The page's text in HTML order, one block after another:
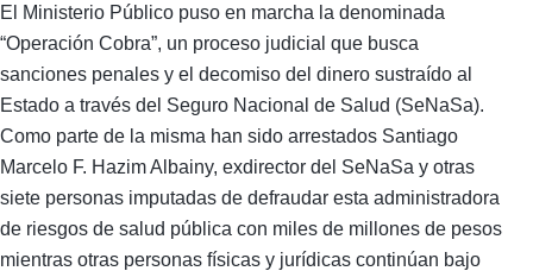
El Ministerio Público puso en marcha la denominada
“Operación Cobra”, un proceso judicial que busca
sanciones penales y el decomiso del dinero sustraído al
Estado a través del Seguro Nacional de Salud (SeNaSa).
Como parte de la misma han sido arrestados Santiago
Marcelo F. Hazim Albainy, exdirector del SeNaSa y otras
siete personas imputadas de defraudar esta administradora
de riesgos de salud pública con miles de millones de pesos
mientras otras personas físicas y jurídicas continúan bajo